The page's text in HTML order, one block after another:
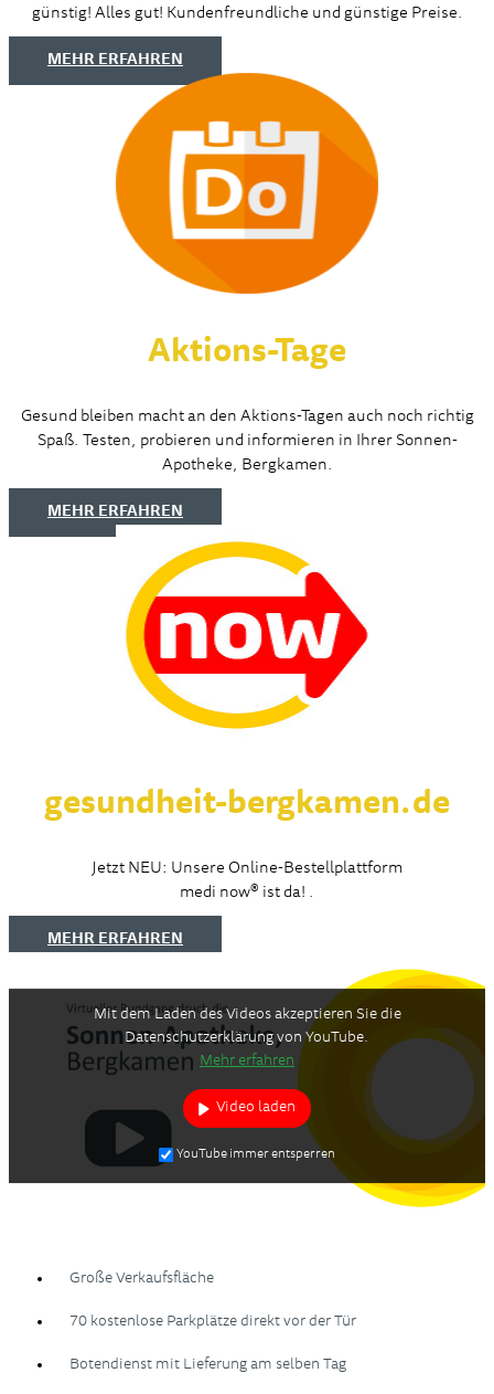
günstig! Alles gut! Kundenfreundliche und günstige Preise.
MEHR ERFAHREN
Aktions-Tage
Gesund bleiben macht an den Aktions-Tagen auch noch richtig
Spaß. Testen, probieren und informieren in Ihrer Sonnen-
Apotheke, Bergkamen.
MEHR ERFAHREN
gesundheit-bergkamen.de
Jetzt NEU: Unsere Online-Bestellplattform
medi now® ist da! .
MEHR ERFAHREN
Mit dem Laden des Videos akzeptieren Sie die
Datenschutzerklärung von YouTube.
Mehr erfahren
Video laden
YouTube immer entsperren
Große Verkaufsfläche
70 kostenlose Parkplätze direkt vor der Tür
Botendienst mit Lieferung am selben Tag